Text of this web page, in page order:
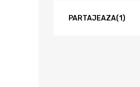
PARTAJEAZA(1)